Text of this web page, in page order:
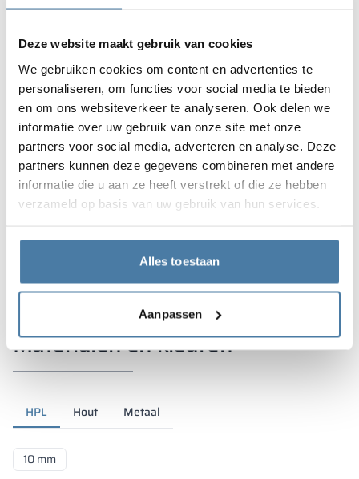
Deze website maakt gebruik van cookies
We gebruiken cookies om content en advertenties te
personaliseren, om functies voor social media te bieden
en om ons websiteverkeer te analyseren. Ook delen we
informatie over uw gebruik van onze site met onze
partners voor social media, adverteren en analyse. Deze
partners kunnen deze gegevens combineren met andere
informatie die u aan ze heeft verstrekt of die ze hebben
verzameld op basis van uw gebruik van hun services.
Alles toestaan
Aanpassen
Materialen en kleuren
HPL Hout Metaal
10 mm